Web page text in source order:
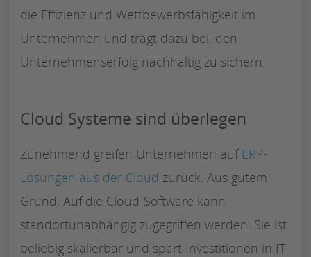
die Effizienz und Wettbewerbsfähigkeit im
Unternehmen und trägt dazu bei, den
Unternehmenserfolg nachhaltig zu sichern.
Cloud Systeme sind überlegen
Zunehmend greifen Unternehmen auf ERP-
Lösungen aus der Cloud zurück. Aus gutem
Grund: Auf die Cloud-Software kann
standortunabhängig zugegriffen werden. Sie ist
beliebig skalierbar und spart Investitionen in IT-